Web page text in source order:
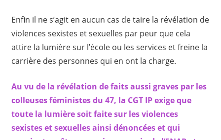
Enfin il ne s’agit en aucun cas de taire la révélation de
violences sexistes et sexuelles par peur que cela
attire la lumière sur l’école ou les services et freine la
carrière des personnes qui en ont la charge.
Au vu de la révélation de faits aussi graves par les
colleuses féministes du 47, la CGT IP exige que
toute la lumière soit faite sur les violences
sexistes et sexuelles ainsi dénoncées et qui